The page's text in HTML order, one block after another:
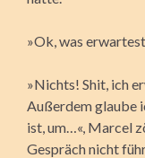
»Ok, was
»Nichts! Shit, ich
Außerdem glaube
ist, um…«, Marcel
Gespräch nicht